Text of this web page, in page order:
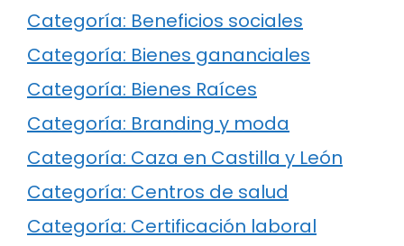
Categoría: Beneficios sociales
Categoría: Bienes gananciales
Categoría: Bienes Raíces
Categoría: Branding y moda
Categoría: Caza en Castilla y León
Categoría: Centros de salud
Categoría: Certificación laboral